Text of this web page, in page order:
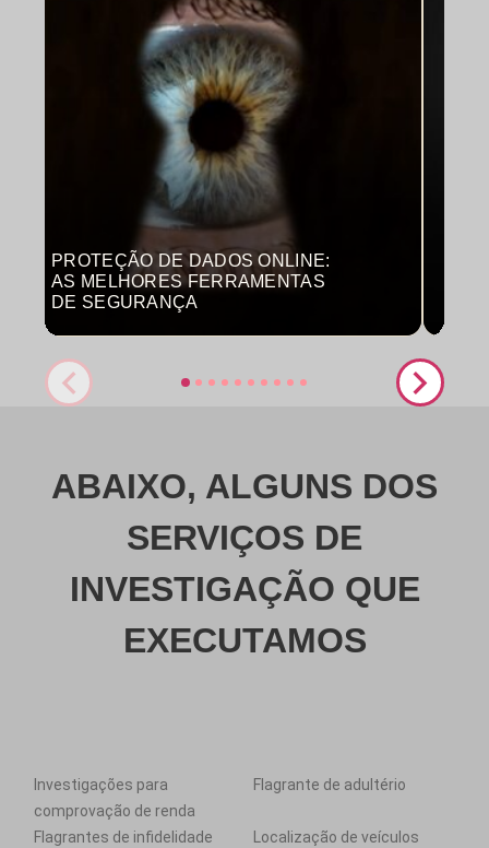
PROTEÇÃO DE DADOS ONLINE:
AS MELHORES FERRAMENTAS
DE SEGURANÇA
ABAIXO, ALGUNS DOS
SERVIÇOS DE
INVESTIGAÇÃO QUE
EXECUTAMOS
Investigações para
comprovação de renda
Flagrante de adultério
Flagrantes de infidelidade
Localização de veículos